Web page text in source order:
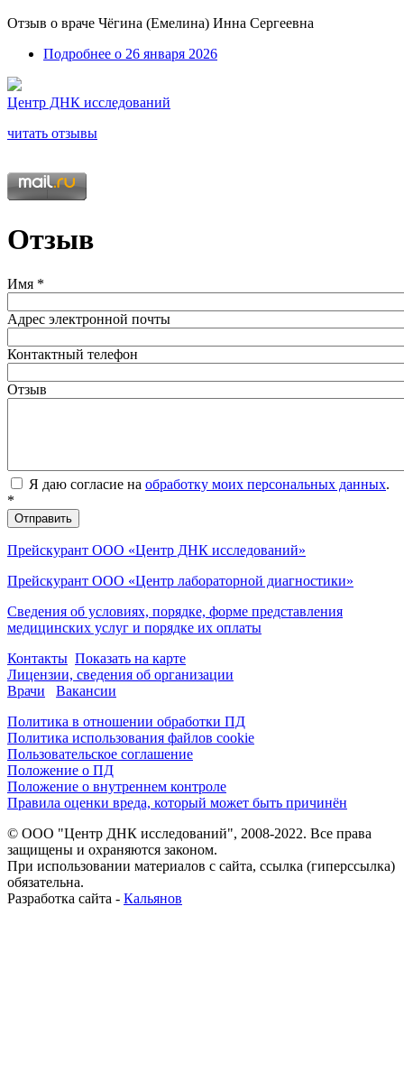
Отзыв о враче Чёгина (Емелина) Инна Сергеевна
Подробнее о 26 января 2026
Центр ДНК исследований
читать отзывы
Отзыв
Имя *
Адрес электронной почты
Контактный телефон
Отзыв
Я даю согласие на обработку моих персональных данных.
*
Прейскурант ООО «Центр ДНК исследований»
Прейскурант ООО «Центр лабораторной диагностики»
Сведения об условиях, порядке, форме представления
медицинских услуг и порядке их оплаты
Контакты Показать на карте
Лицензии, сведения об организации
Врачи
Вакансии
Политика в отношении обработки ПД
Политика использования файлов cookie
Пользовательское соглашение
Положение о ПД
Положение о внутреннем контроле
Правила оценки вреда, который может быть причинён
© ООО "Центр ДНК исследований", 2008-2022. Все права
защищены и охраняются законом.
При использовании материалов с сайта, ссылка (гиперссылка)
обязательна.
Разработка сайта - Кальянов